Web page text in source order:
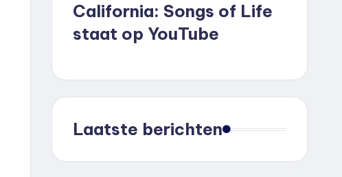
California: Songs of Life
staat op YouTube
Laatste berichten